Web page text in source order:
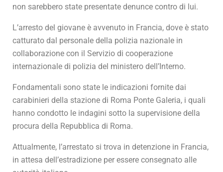
non sarebbero state presentate denunce contro di lui.
L’arresto del giovane è avvenuto in Francia, dove è stato
catturato dal personale della polizia nazionale in
collaborazione con il Servizio di cooperazione
internazionale di polizia del ministero dell’Interno.
Fondamentali sono state le indicazioni fornite dai
carabinieri della stazione di Roma Ponte Galeria, i quali
hanno condotto le indagini sotto la supervisione della
procura della Repubblica di Roma.
Attualmente, l’arrestato si trova in detenzione in Francia,
in attesa dell’estradizione per essere consegnato alle